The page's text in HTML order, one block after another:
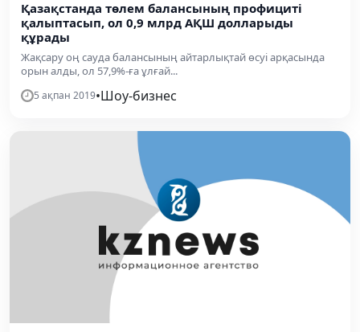
Қазақстанда төлем балансының профициті
қалыптасып, ол 0,9 млрд АҚШ долларыды
құрады
Жақсару оң сауда балансының айтарлықтай өсуі арқасында
орын алды, ол 57,9%-ға ұлғай...
5 ақпан 2019•Шоу-бизнес